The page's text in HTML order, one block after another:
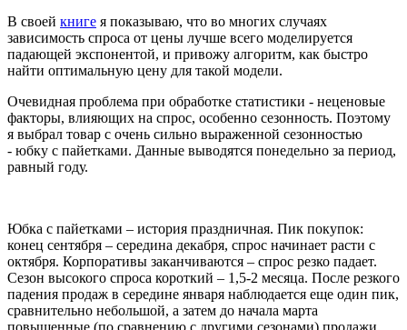
В своей книге я показываю, что во многих случаях
зависимость спроса от цены лучше всего моделируется
падающей экспонентой, и привожу алгоритм, как быстро
найти оптимальную цену для такой модели.
Очевидная проблема при обработке статистики - неценовые
факторы, влияющих на спрос, особенно сезонность. Поэтому
я выбрал товар с очень сильно выраженной сезонностью
- юбку с пайетками. Данные выводятся понедельно за период,
равный году.
Юбка с пайетками – история праздничная. Пик покупок:
конец сентября – середина декабря, спрос начинает расти с
октября. Корпоративы заканчиваются – спрос резко падает.
Сезон высокого спроса короткий – 1,5-2 месяца. После резкого
падения продаж в середине января наблюдается еще один пик,
сравнительно небольшой, а затем до начала марта